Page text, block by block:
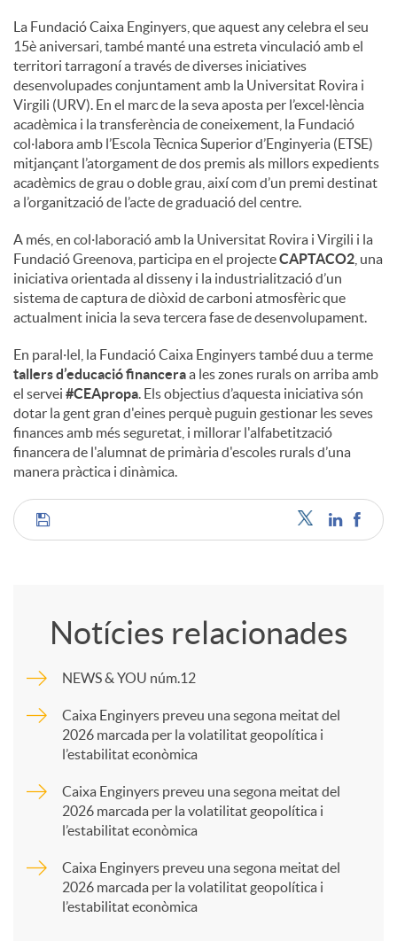
La Fundació Caixa Enginyers, que aquest any celebra el seu
15è aniversari, també manté una estreta vinculació amb el
territori tarragoní a través de diverses iniciatives
desenvolupades conjuntament amb la Universitat Rovira i
Virgili (URV). En el marc de la seva aposta per l’excel·lència
acadèmica i la transferència de coneixement, la Fundació
col·labora amb l’Escola Tècnica Superior d’Enginyeria (ETSE)
mitjançant l’atorgament de dos premis als millors expedients
acadèmics de grau o doble grau, així com d’un premi destinat
a l’organització de l’acte de graduació del centre.
A més, en col·laboració amb la Universitat Rovira i Virgili i la
Fundació Greenova, participa en el projecteCAPTACO2 , una
iniciativa orientada al disseny i la industrialització d’un
sistema de captura de diòxid de carboni atmosfèric que
actualment inicia la seva tercera fase de desenvolupament.
En paral·lel, la Fundació Caixa Enginyers també duu a terme
tallers d’educació financeraa les zones rurals on arriba amb
el servei #CEApropa. Els objectius d’aquesta iniciativa són
dotar la gent gran d'eines perquè puguin gestionar les seves
finances amb més seguretat, i millorar l'alfabetització
financera de l'alumnat de primària d'escoles rurals d’una
manera pràctica i dinàmica.
C
m
p
Notícies relacionades
NEWS & YOU núm.12
Caixa Enginyers preveu una segona meitat del
2026 marcada per la volatilitat geopolítica i
l’estabilitat econòmica
Caixa Enginyers preveu una segona meitat del
2026 marcada per la volatilitat geopolítica i
l’estabilitat econòmica
Caixa Enginyers preveu una segona meitat del
2026 marcada per la volatilitat geopolítica i
l’estabilitat econòmica